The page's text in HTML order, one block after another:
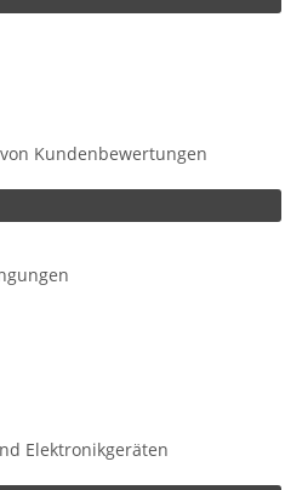
Kundenbewertungen
Elektronikgeräten